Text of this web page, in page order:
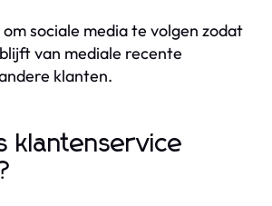
sociale media te volgen zodat
van mediale recente
klanten.
klantenservice